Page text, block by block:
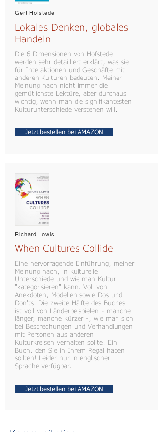
Gert Hofstede
Lokales Denken, globales
Handeln
Die 6 Dimensionen von Hofstede
werden sehr detailliert erklärt, was sie
für Interaktionen und Geschäfte mit
anderen Kulturen bedeuten. Meiner
Meinung nach nicht immer die
gemütlichste Lektüre, aber durchaus
wichtig, wenn man die signifikantesten
Kulturunterschiede verstehen will.
Jetzt bestellen bei AMAZON
Richard Lewis
When Cultures Collide
Eine hervorragende Einführung, meiner
Meinung nach, in kulturelle
Unterschiede und wie man Kultur
"kategorisieren" kann. Voll von
Anekdoten, Modellen sowie Dos und
Don'ts. Die zweite Hälfte des Buches
ist voll von Länderbeispielen - manche
länger, manche kürzer -, wie man sich
bei Besprechungen und Verhandlungen
mit Personen aus anderen
Kulturkreisen verhalten sollte. Ein
Buch, den Sie in Ihrem Regal haben
sollten! Leider nur in englischer
Sprache verfügbar.
Jetzt bestellen bei AMAZON